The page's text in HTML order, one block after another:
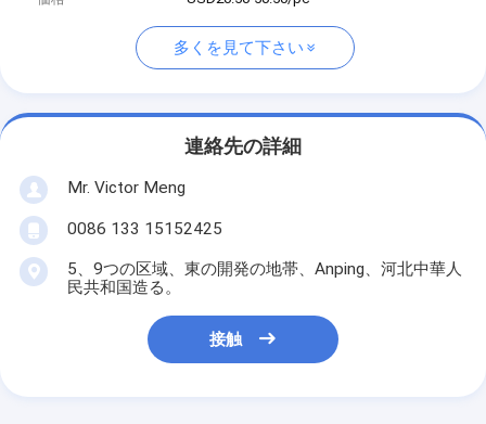
多くを見て下さい
連絡先の詳細
Mr. Victor Meng
0086 133 15152425
5、9つの区域、東の開発の地帯、Anping、河北中華人
民共和国造る。
接触